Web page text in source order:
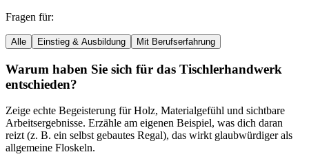
Fragen für:
Alle Einstieg & Ausbildung Mit Berufserfahrung
Warum haben Sie sich für das Tischlerhandwerk
entschieden?
Zeige echte Begeisterung für Holz, Materialgefühl und sichtbare
Arbeitsergebnisse. Erzähle am eigenen Beispiel, was dich daran
reizt (z. B. ein selbst gebautes Regal), das wirkt glaubwürdiger als
allgemeine Floskeln.